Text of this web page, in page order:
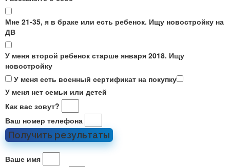
Мне 21-35, я в браке или есть ребенок. Ищу новостройку на
ДВ
У меня второй ребенок старше января 2018. Ищу
новостройку
У меня есть военный сертификат на покупку
У меня нет семьи или детей
Как вас зовут?
Ваш номер телефона
Получить результаты
Ваше имя